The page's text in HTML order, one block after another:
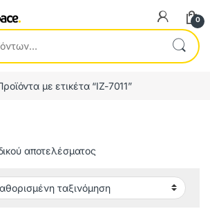
0
με ετικέτα “IZ-7011”
αποτελέσματος